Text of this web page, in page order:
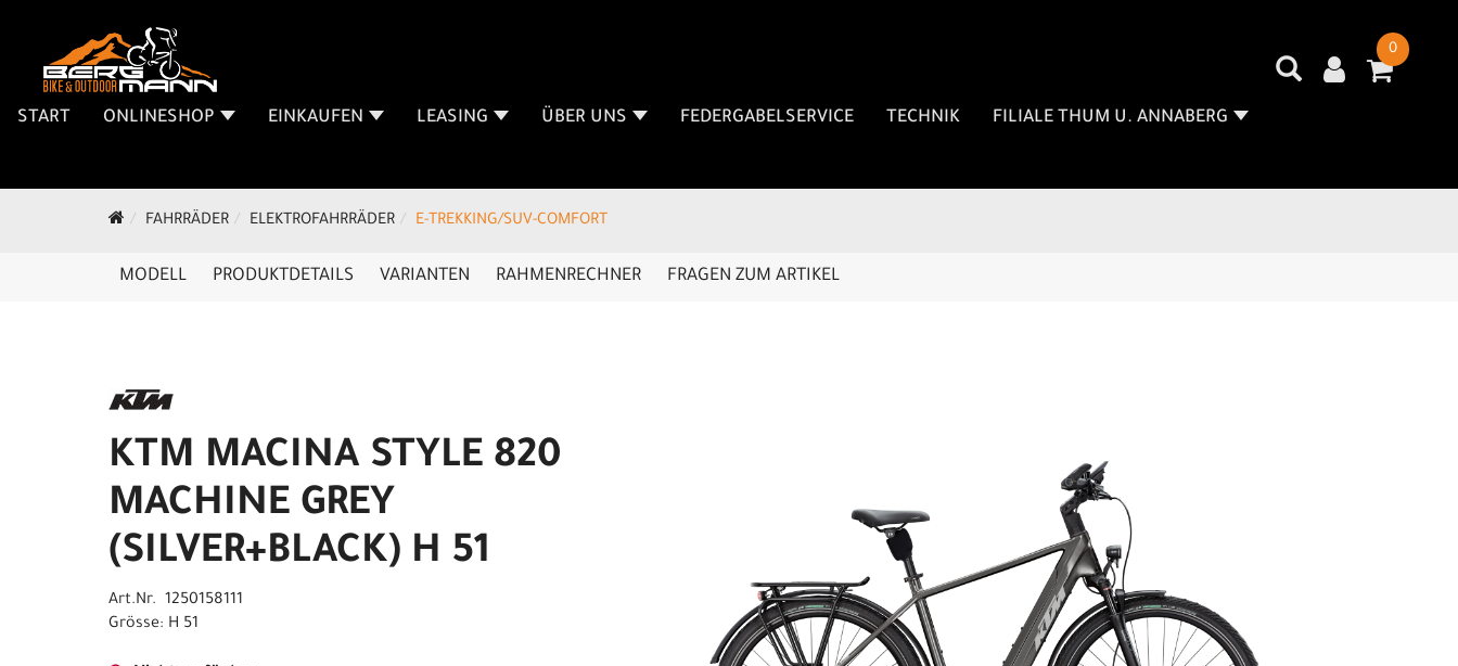
0
START ONLINESHOP EINKAUFEN LEASING ÜBER UNS FEDERGABELSERVICE TECHNIK FILIALE THUM U. ANNABERG
FAHRRÄDER ELEKTROFAHRRÄDER E-TREKKING/SUV-COMFORT
MODELL PRODUKTDETAILS VARIANTEN RAHMENRECHNER FRAGEN ZUM ARTIKEL
KTM MACINA STYLE 820
MACHINE GREY
(SILVER+BLACK) H 51
Art.Nr. 1250158111
Grösse: H 51